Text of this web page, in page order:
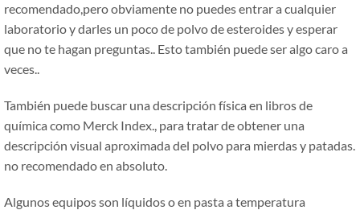
recomendado,pero obviamente no puedes entrar a cualquier
laboratorio y darles un poco de polvo de esteroides y esperar
que no te hagan preguntas.. Esto también puede ser algo caro a
veces..
También puede buscar una descripción física en libros de
química como Merck Index., para tratar de obtener una
descripción visual aproximada del polvo para mierdas y patadas.
no recomendado en absoluto.
Algunos equipos son líquidos o en pasta a temperatura